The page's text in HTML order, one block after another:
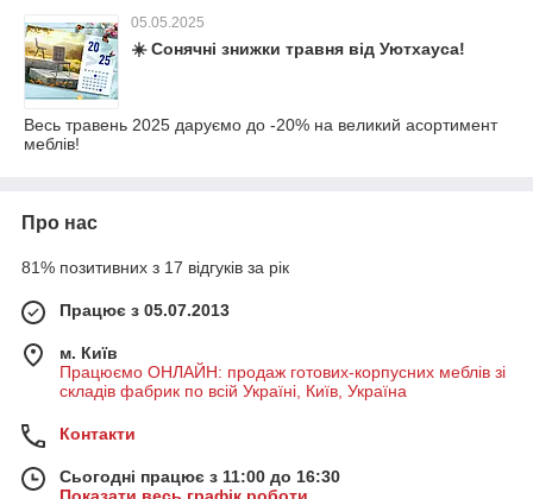
05.05.2025
☀️ Сонячні знижки травня від Уютхауса!
Весь травень 2025 даруємо до -20% на великий асортимент
меблів!
Про нас
81% позитивних з 17 відгуків за рік
Працює з 05.07.2013
м. Київ
Працюємо ОНЛАЙН: продаж готових-корпусних меблів зі
складів фабрик по всій Україні, Київ, Україна
Контакти
Сьогодні працює з 11:00 до 16:30
Показати весь графік роботи